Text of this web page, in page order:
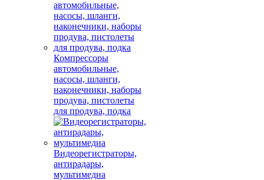
Компрессоры
автомобильные,
насосы, шланги,
наконечники, наборы
продува, пистолеты
для продува, подка
Видеорегистраторы,
антирадары,
мультимедиа